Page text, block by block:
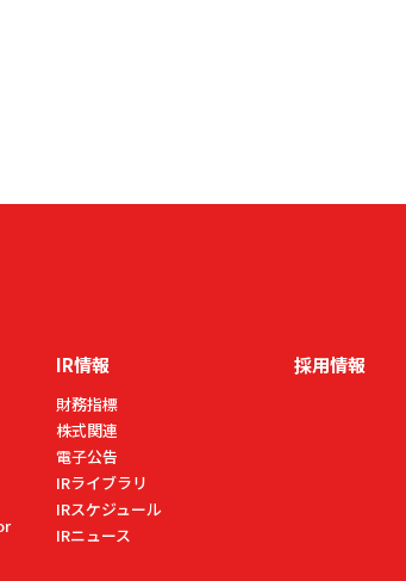
IR情報
財務指標
株式関連
電⼦公告
IRライブラリ
IRスケジュール
IRニュース
採用情報